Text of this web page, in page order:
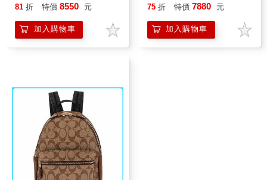
81 折 特價 8550 元
加入購物車
75 折 特價 7880 元
加入購物車